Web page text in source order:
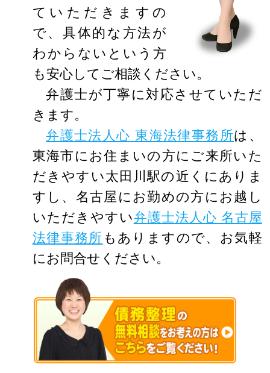
ていただきますの
で、具体的な方法が
わからないという方
も安心してご相談ください。
弁護士が丁寧に対応させていただ
きます。
弁護士法人心 東海法律事務所は、
東海市にお住まいの方にご来所いた
だきやすい太田川駅の近くにありま
すし、名古屋にお勤めの方にお越し
いただきやすい弁護士法人心 名古屋
法律事務所 もありますので、お気軽
にお問合せください。